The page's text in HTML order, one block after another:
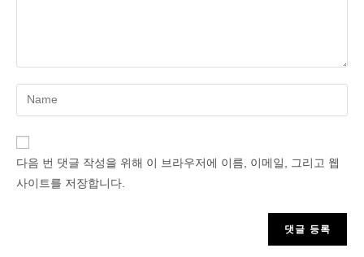
Enter
your
name
다음 번 댓글 작성을 위해 이 브라우저에 이름, 이메일, 그리고 웹
사이트를 저장합니다.